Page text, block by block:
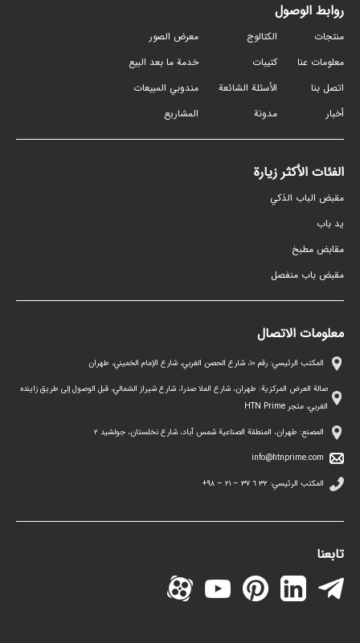
روابط الوصول
منتجات
معلومات عنا
اتصل بنا
أخبار
الكتالوج
كتيبات
الأسئلة الشائعة
مدونة
معرض الصور
خدمة ما بعد البيع
مندوبي المبيعات
المشاريع
الفئات الأكثر زيارة
مقبض الباب الذكي
ید باب
مقابض مطبخ
مقبض باب منفصل
معلومات الاتصال
المكتب الرئيسي: رقم ١٠، شارع الحصن الغربي، شارع الإمام الخميني، طهران
صالة العرض المركزية: طهران، شارع الملا صدرا، شارع شيراز الشمالي، قبل الوصول إلى طريق زاينده
الغربي، متجر HTN Prime
المصنع: طهران، المنطقة الصناعية شمس آباد، شارع نخلستان، جولشيد ۲
info@htnprime.com
المكتب الرئيسي: ٣٢ ٦ ٣٧ – ٢١ – ۹۸+
تابعنا